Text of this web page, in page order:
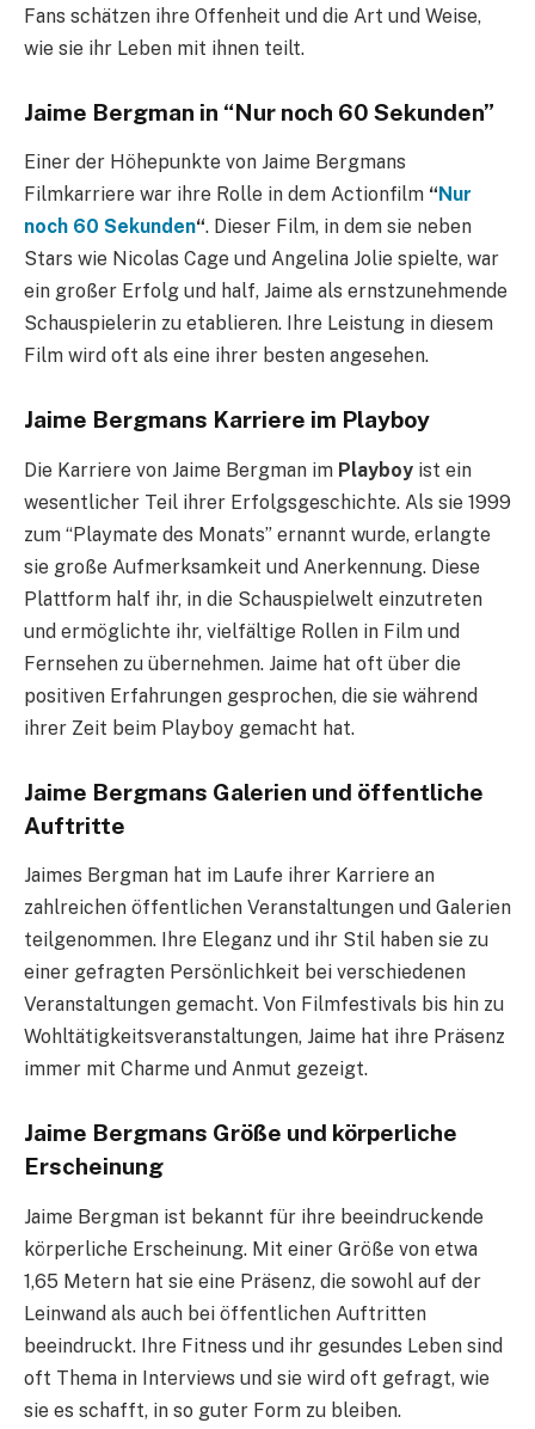
Fans schätzen ihre Offenheit und die Art und Weise,
wie sie ihr Leben mit ihnen teilt.
Jaime Bergman in “Nur noch 60 Sekunden”
Einer der Höhepunkte von Jaime Bergmans
Filmkarriere war ihre Rolle in dem Actionfilm “Nur
noch 60 Sekunden“. Dieser Film, in dem sie neben
Stars wie Nicolas Cage und Angelina Jolie spielte, war
ein großer Erfolg und half, Jaime als ernstzunehmende
Schauspielerin zu etablieren. Ihre Leistung in diesem
Film wird oft als eine ihrer besten angesehen.
Jaime Bergmans Karriere im Playboy
Die Karriere von Jaime Bergman im Playboy ist ein
wesentlicher Teil ihrer Erfolgsgeschichte. Als sie 1999
zum “Playmate des Monats” ernannt wurde, erlangte
sie große Aufmerksamkeit und Anerkennung. Diese
Plattform half ihr, in die Schauspielwelt einzutreten
und ermöglichte ihr, vielfältige Rollen in Film und
Fernsehen zu übernehmen. Jaime hat oft über die
positiven Erfahrungen gesprochen, die sie während
ihrer Zeit beim Playboy gemacht hat.
Jaime Bergmans Galerien und öffentliche
Auftritte
Jaimes Bergman hat im Laufe ihrer Karriere an
zahlreichen öffentlichen Veranstaltungen und Galerien
teilgenommen. Ihre Eleganz und ihr Stil haben sie zu
einer gefragten Persönlichkeit bei verschiedenen
Veranstaltungen gemacht. Von Filmfestivals bis hin zu
Wohltätigkeitsveranstaltungen, Jaime hat ihre Präsenz
immer mit Charme und Anmut gezeigt.
Jaime Bergmans Größe und körperliche
Erscheinung
Jaime Bergman ist bekannt für ihre beeindruckende
körperliche Erscheinung. Mit einer Größe von etwa
1,65 Metern hat sie eine Präsenz, die sowohl auf der
Leinwand als auch bei öffentlichen Auftritten
beeindruckt. Ihre Fitness und ihr gesundes Leben sind
oft Thema in Interviews und sie wird oft gefragt, wie
sie es schafft, in so guter Form zu bleiben.